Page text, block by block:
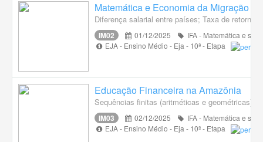
Matemática e Economia da Migração
Diferença salarial entre países; Taxa de retorno
IM02 01/12/2025
IFA - Matemática e
EJA - Ensino Médio - Eja - 10ª - Etapa
Educação Financeira na Amazônia
Sequências finitas (aritméticas e geométricas).
IM03 02/12/2025
IFA - Matemática e
EJA - Ensino Médio - Eja - 10ª - Etapa